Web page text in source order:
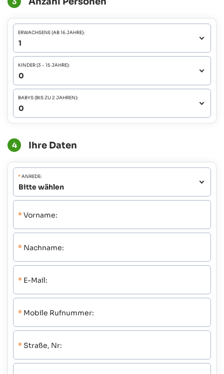
ERWACHSENE (AB 16 JAHRE):
KINDER (3 - 15 JAHRE):
BABYS (BIS ZU 2 JAHREN):
4 Ihre Daten
*ANREDE:
* Vorname:
* Nachname:
* E-Mail:
* Mobile Rufnummer:
* Straße, Nr: